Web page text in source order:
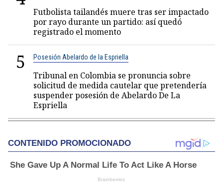
Futbolista tailandés muere tras ser impactado
por rayo durante un partido: así quedó
registrado el momento
5 Posesión Abelardo de la Espriella
Tribunal en Colombia se pronuncia sobre
solicitud de medida cautelar que pretendería
suspender posesión de Abelardo De La
Espriella